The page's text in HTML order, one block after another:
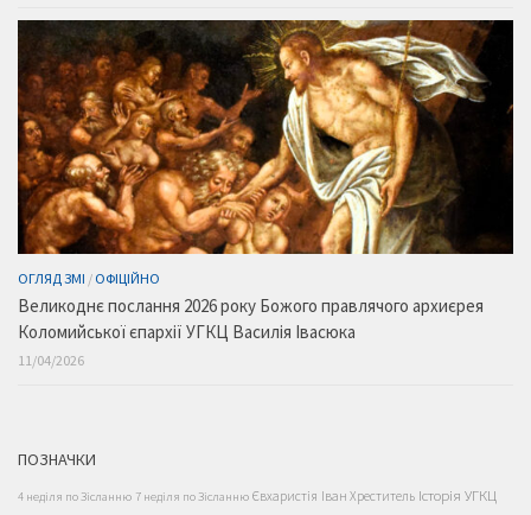
ОГЛЯД ЗМІ / ОФІЦІЙНО
Великоднє послання 2026 року Божого правлячого архиєрея
Коломийської єпархії УГКЦ Василія Івасюка
11/04/2026
ПОЗНАЧКИ
4 неділя по Зісланню 7 неділя по Зісланню Євхаристія Іван Хреститель Історія УГКЦ